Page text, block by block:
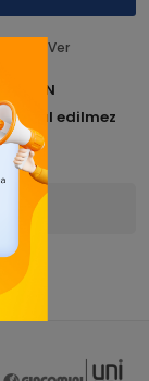
Haber Ver
URN